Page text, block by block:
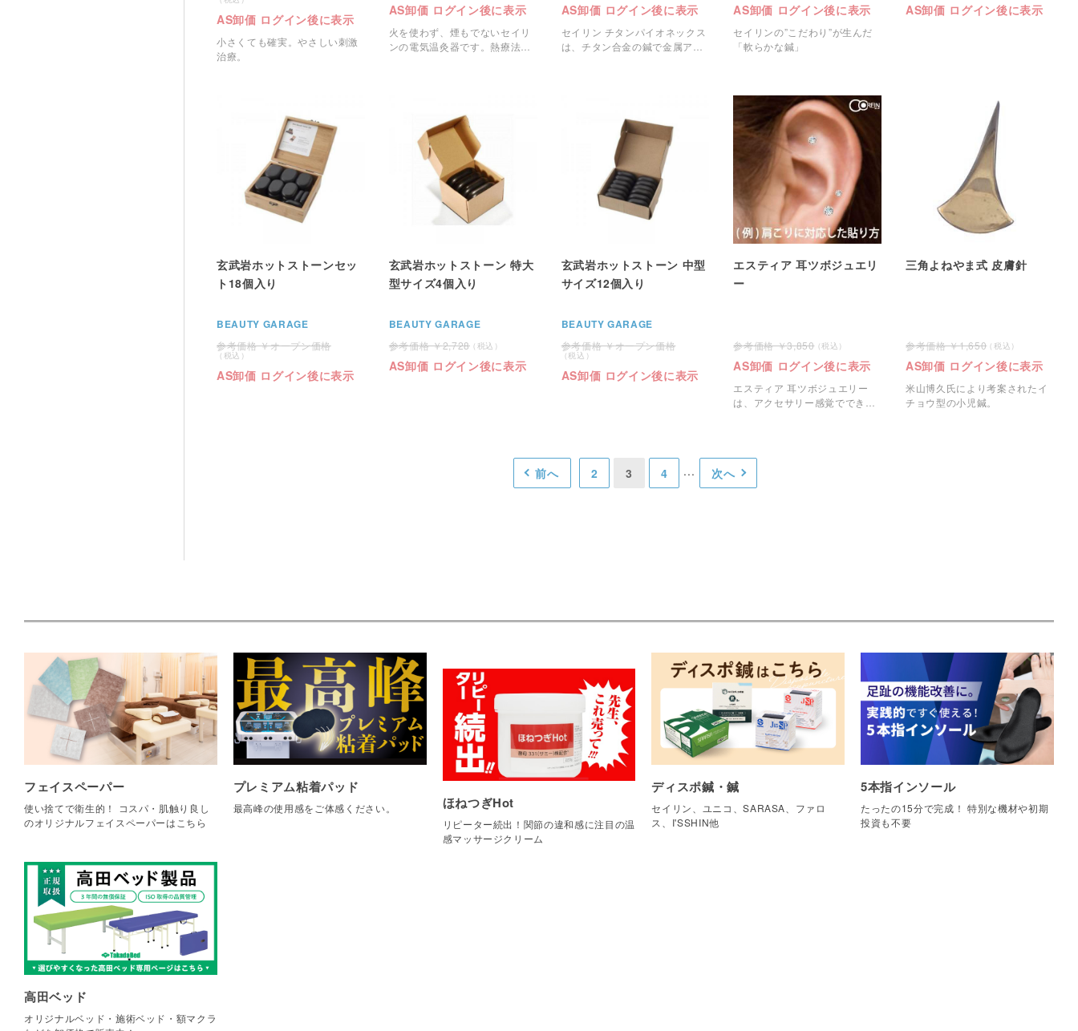
AS卸価 ログイン後に表示
小さくても確実。やさしい刺激
治療。
AS卸価 ログイン後に表示
火を使わず、煙もでないセイリ
ンの電気温灸器です。熱療法治
AS卸価 ログイン後に表示
セイリン チタンパイオネックス
は、チタン合金の鍼で金属アレ
AS卸価 ログイン後に表示
セイリンの”こだわり”が生んだ
「軟らかな鍼」
AS卸価 ログイン後に表示
玄武岩ホットストーンセッ
ト18個入り
BEAUTY GARAGE
オープン価格
AS卸価 ログイン後に表示
玄武岩ホットストーン 特大
型サイズ4個入り
BEAUTY GARAGE
2,728
AS卸価 ログイン後に表示
玄武岩ホットストーン 中型
サイズ12個入り
BEAUTY GARAGE
オープン価格
AS卸価 ログイン後に表示
エスティア 耳ツボジュエリ
ー
3,850
AS卸価 ログイン後に表示
エスティア 耳ツボジュエリー
は、アクセサリー感覚でできる
三角よねやま式 皮膚針
1,650
AS卸価 ログイン後に表示
米山博久氏により考案されたイ
チョウ型の小児鍼。
前へ 2 3 4 次へ
フェイスペーパー
使い捨てで衛生的！ コスパ・肌触り良し
のオリジナルフェイスペーパーはこちら
プレミアム粘着パッド
最高峰の使用感をご体感ください。 ほねつぎHot
リピーター続出！関節の違和感に注目の温
感マッサージクリーム
ディスポ鍼・鍼
セイリン、ユニコ、SARASA、ファロ
ス、I'SSHIN他
5本指インソール
たったの15分で完成！ 特別な機材や初期
投資も不要
高田ベッド
オリジナルベッド・施術ベッド・額マクラ